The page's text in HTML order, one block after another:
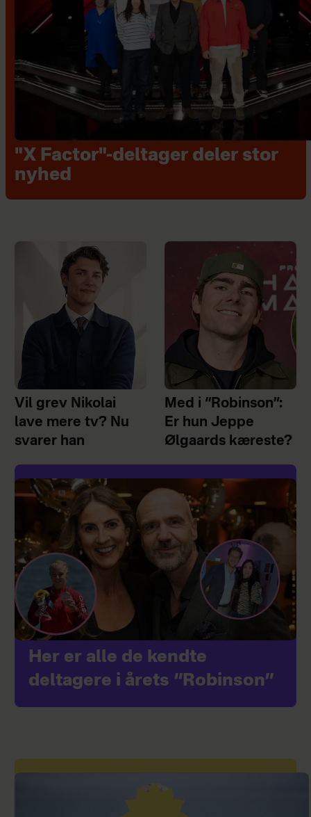
"X Factor"-deltager deler stor
nyhed
Vil grev Nikolai
lave mere tv? Nu
svarer han
Med i “Robinson”:
Er hun Jeppe
Ølgaards kæreste?
Her er alle de kendte
deltagere i årets “Robinson”